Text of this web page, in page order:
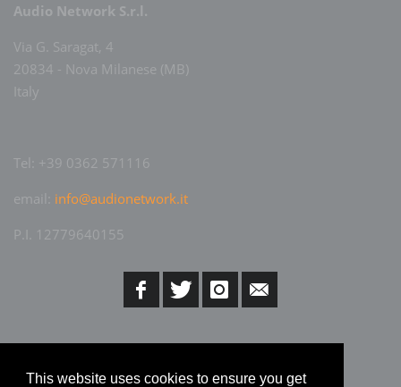
This website uses cookies to ensure you get
Audio Network S.r.l.
Via G. Saragat, 4
20834 - Nova Milanese (MB)
Italy
Tel: +39 0362 571116
email: info@audionetwork.it
P.I. 12779640155